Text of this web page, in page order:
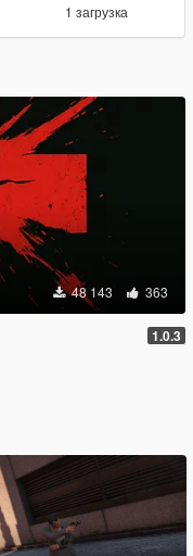
1 загрузка
48 143 363
1.0.3